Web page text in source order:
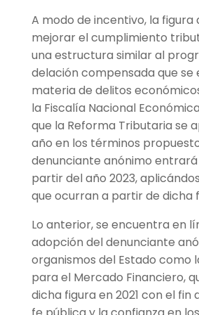
A modo de incentivo, la figura
mejorar el cumplimiento
una estructura similar al
delación compensada que se
materia de delitos
la Fiscalía Nacional
que la Reforma Tributaria se
año en los términos
denunciante anónimo
partir del año 2023,
que ocurran a partir de dicha
Lo anterior, se encuentra en
adopción del denunciante
organismos del Estado como
para el Mercado Financiero,
dicha figura en 2021 con el fin